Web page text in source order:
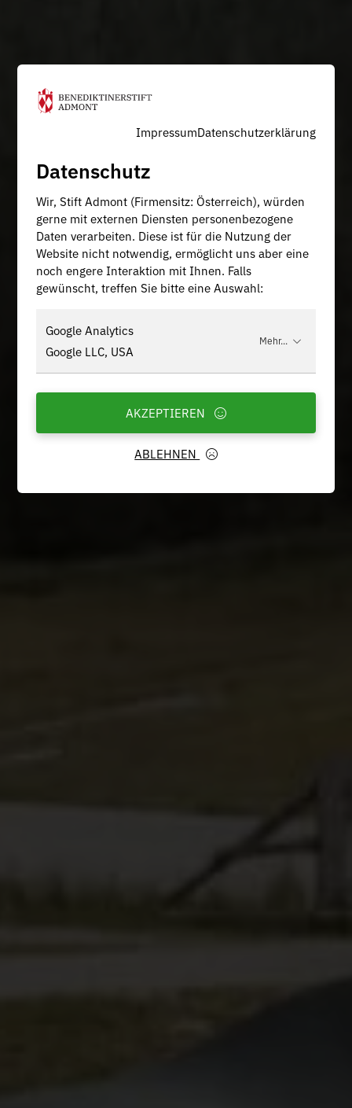
ImpressumDatenschutzerklärung
Datenschutz
Wir, Stift Admont (Firmensitz: Österreich), würden
gerne mit externen Diensten personenbezogene
Daten verarbeiten. Diese ist für die Nutzung der
Website nicht notwendig, ermöglicht uns aber eine
noch engere Interaktion mit Ihnen. Falls
gewünscht, treffen Sie bitte eine Auswahl:
Google Analytics
Google LLC, USA
Mehr...
ABLEHNEN
AKZEPTIEREN